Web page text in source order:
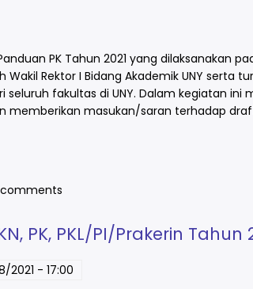
PK Tahun 2021 yang dilaksanakan
Wakil Rektor I Bidang Akademik UNY serta
seluruh fakultas di UNY. Dalam kegiatan
memberikan masukan/saran terhadap
PK, PKL/PI/Prakerin Tahun
2021 - 17:00